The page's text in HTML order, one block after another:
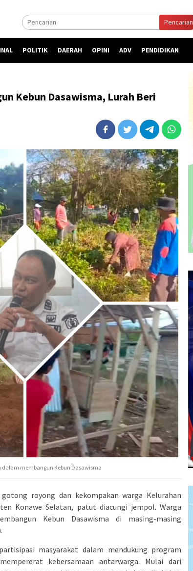
Pencarian
POLITIK DAERAH OPINI ADV PENDIDIKAN
Kebun Dasawisma, Lurah Beri
membangun Kebun Dasawisma
royong dan kekompakan warga Kelurahan
Konawe Selatan, patut diacungi jempol. Warga
Kebun Dasawisma di masing-masing
masyarakat dalam mendukung program
kebersamaan antarwarga. Mulai dari